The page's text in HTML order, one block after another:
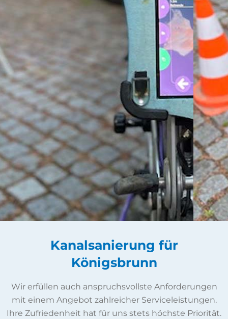
Kanalsanierung für
Königsbrunn
Wir erfüllen auch anspruchsvollste Anforderungen
mit einem Angebot zahlreicher Serviceleistungen.
Ihre Zufriedenheit hat für uns stets höchste Priorität.